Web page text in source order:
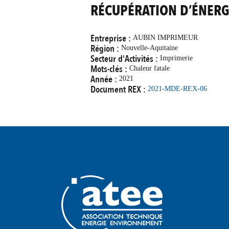
RÉCUPÉRATION
Entreprise : AUBIN IMPRIMEUR
Région : Nouvelle-Aquitaine
Secteur d'Activités : Imprimerie
Mots-clés : Chaleur fatale
Année : 2021
Document REX : 2021-MDE-REX-06